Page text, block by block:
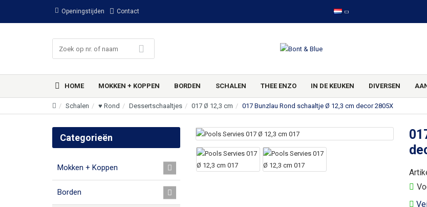
Openingstijden Contact
HOME MOKKEN + KOPPEN BORDEN SCHALEN THEE ENZO IN DE KEUKEN DIVERSEN
Schalen ♥ Rond Dessertschaaltjes 017 Ø 12,3 cm 017 Bunzlau Rond schaaltje Ø 12,3 cm decor 2805X
Categorieën
Mokken + Koppen
Borden